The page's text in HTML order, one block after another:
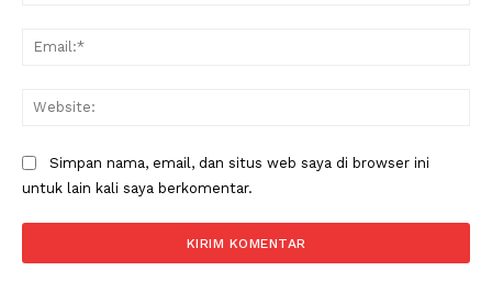
Simpan nama, email, dan situs web saya di browser ini
untuk lain kali saya berkomentar.